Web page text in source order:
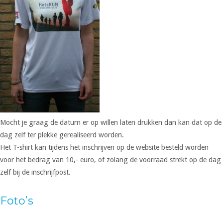
Mocht je graag de datum er op willen laten drukken dan kan dat op de
dag zelf ter plekke gerealiseerd worden.
Het T-shirt kan tijdens het inschrijven op de website besteld worden
voor het bedrag van 10,- euro, of zolang de voorraad strekt op de dag
zelf bij de inschrijfpost.
Foto’s